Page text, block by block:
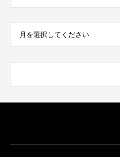
月を選択してください